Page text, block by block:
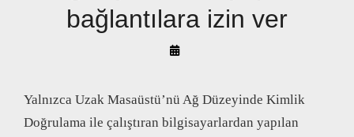
bağlantılara izin ver
By
Yalnızca Uzak Masaüstü’nü Ağ Düzeyinde Kimlik
Doğrulama ile çalıştıran bilgisayarlardan yapılan